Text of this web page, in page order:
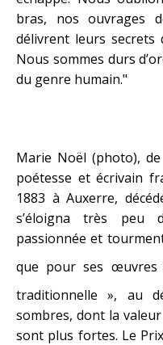
bras, nos ouvrages
délivrent leurs secrets
Nous sommes durs
du genre humain."
Marie Noël (photo),
poétesse et écrivain
1883 à Auxerre,
s’éloigna très peu
passionnée et
que pour ses œuvres
traditionnelle », au
sombres, dont la
sont plus fortes. Le